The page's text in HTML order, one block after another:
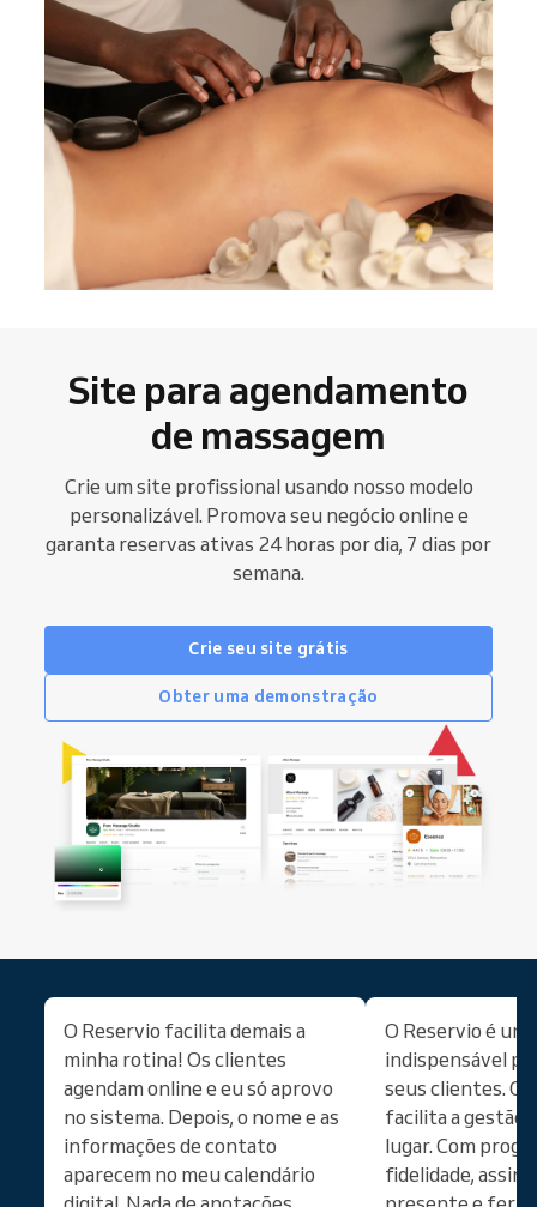
Site para agendamento
de massagem
Crie um site profissional usando nosso modelo
personalizável. Promova seu negócio online e
garanta reservas ativas 24 horas por dia, 7 dias por
semana.
Crie seu site grátis
Obter uma demonstração
O Reservio facilita demais a
minha rotina! Os clientes
agendam online e eu só aprovo
no sistema. Depois, o nome e as
informações de contato
aparecem no meu calendário
O Reservio é
indispensável
seus clientes. O
facilita a gestão
lugar. Com
fidelidade,